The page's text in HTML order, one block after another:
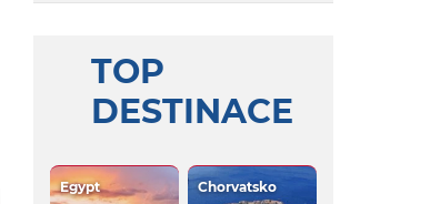
TOP
DESTINACE
Egypt Chorvatsko